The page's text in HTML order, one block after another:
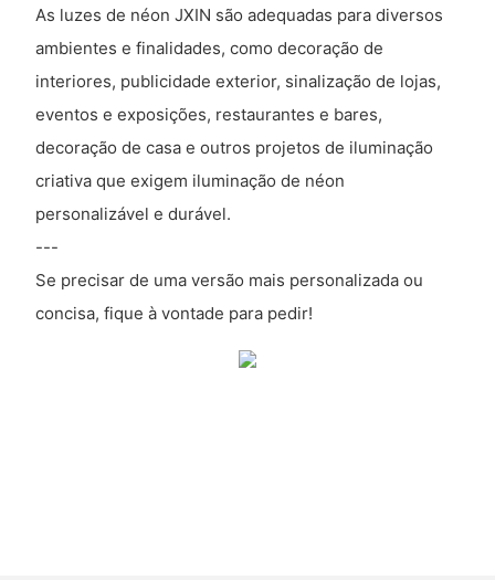
As luzes de néon JXIN são adequadas para diversos
ambientes e finalidades, como decoração de
interiores, publicidade exterior, sinalização de lojas,
eventos e exposições, restaurantes e bares,
decoração de casa e outros projetos de iluminação
criativa que exigem iluminação de néon
personalizável e durável.
---
Se precisar de uma versão mais personalizada ou
concisa, fique à vontade para pedir!